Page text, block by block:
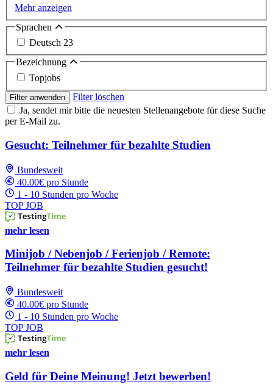
Mehr anzeigen
Sprachen
Deutsch 23
Bezeichnung
Topjobs
Filter anwenden
Filter löschen
Ja, sendet mir bitte die neuesten Stellenangebote für diese Suche
per E-Mail zu.
Gesucht: Teilnehmer für bezahlte Studien
Bundesweit
40.00€ pro Stunde
1 - 10 Stunden pro Woche
TOP JOB
mehr lesen
Minijob / Nebenjob / Ferienjob / Remote:
Teilnehmer für bezahlte Studien gesucht!
Bundesweit
40.00€ pro Stunde
1 - 10 Stunden pro Woche
TOP JOB
mehr lesen
Geld für Deine Meinung! Jetzt bewerben!